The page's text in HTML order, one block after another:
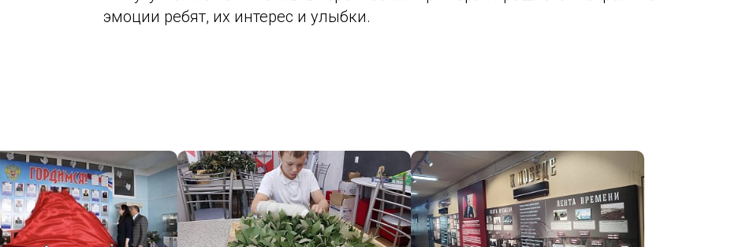
эмоции ребят, их интерес и улыбки.